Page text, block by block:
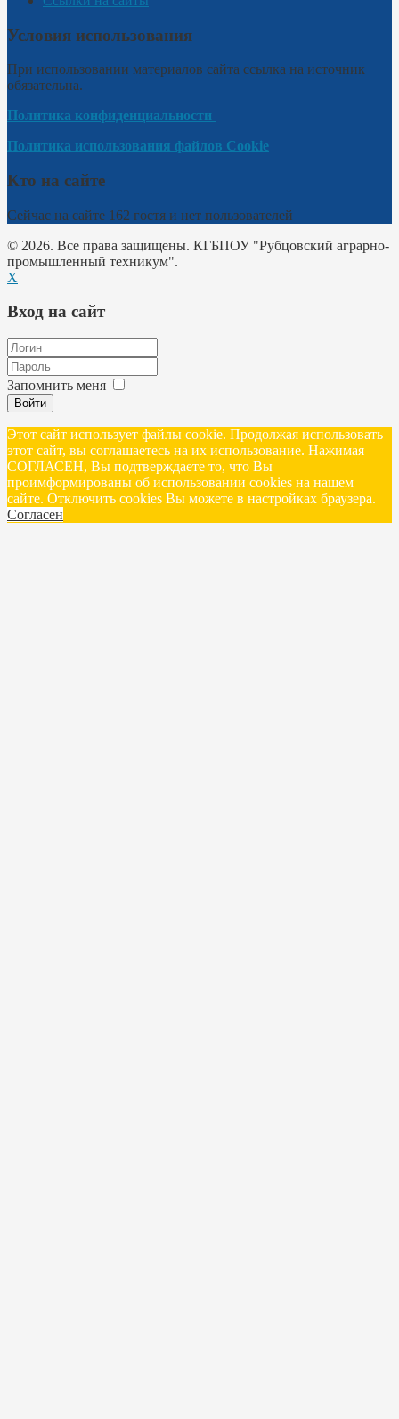
Условия использования
При использовании материалов сайта ссылка на источник
обязательна.
Политика конфиденциальности
Политика использования файлов Cookie
Кто на сайте
Сейчас на сайте 162 гостя и нет пользователей
© 2026. Все права защищены. КГБПОУ "Рубцовский аграрно-
промышленный техникум".
X
Вход на сайт
Запомнить меня
Войти
Этот сайт использует файлы cookie. Продолжая использовать
этот сайт, вы соглашаетесь на их использование. Нажимая
СОГЛАСЕН, Вы подтверждаете то, что Вы
проимформированы об использовании cookies на нашем
сайте. Отключить cookies Вы можете в настройках браузера.
Согласен